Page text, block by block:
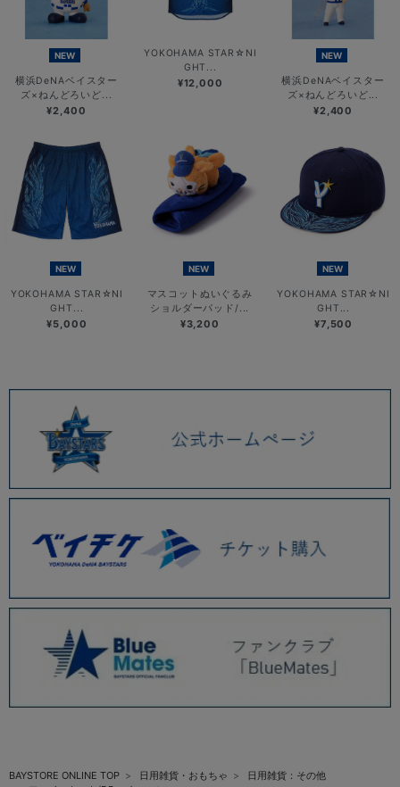
NEW
横浜DeNAベイスター
ズ×ねんどろいど...
¥2,400
YOKOHAMA STAR☆NI
GHT...
¥12,000
NEW
横浜DeNAベイスター
ズ×ねんどろいど...
¥2,400
NEW
YOKOHAMA STAR☆NI
GHT...
¥5,000
NEW
マスコットぬいぐるみ
ショルダーパッド/...
¥3,200
NEW
YOKOHAMA STAR☆NI
GHT...
¥7,500
BAYSTORE ONLINE TOP 日用雑貨・おもちゃ
日用雑貨：その他